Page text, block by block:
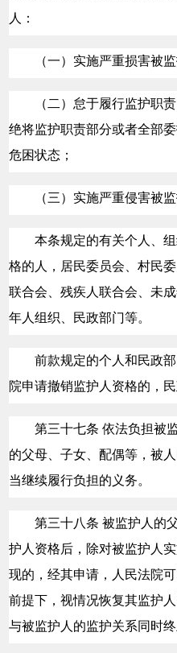
人：
（一）实施严重损害被监
（二）怠于履行监护职责
绝将监护职责部分或者全部
危困状态；
（三）实施严重侵害被监
本条规定的有关个人、组
格的人，居民委员会、村民
联合会、残疾人联合会、未
年人组织、民政部门等。
前款规定的个人和民政部
院申请撤销监护人资格的，
第三十七条 依法负担被监
的父母、子女、配偶等，被
当继续履行负担的义务。
第三十八条 被监护人的父
护人资格后，除对被监护人
现的，经其申请，人民法院
前提下，视情况恢复其监护
与被监护人的监护关系同时终